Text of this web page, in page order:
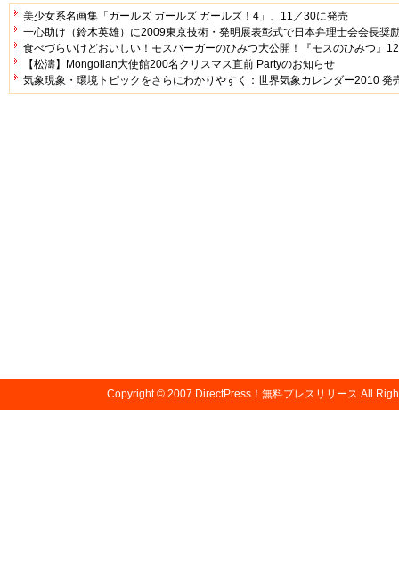
美少女系名画集「ガールズ ガールズ ガールズ！4」、11／30に発売
一心助け（鈴木英雄）に2009東京技術・発明展表彰式で日本弁理士会会長奨
食べづらいけどおいしい！モスバーガーのひみつ大公開！『モスのひみつ』
【松濤】Mongolian大使館200名クリスマス直前 Partyのお知らせ
気象現象・環境トピックをさらにわかりやすく：世界気象カレンダー2010 発
Copyright © 2007 DirectPress！無料プレスリリース All